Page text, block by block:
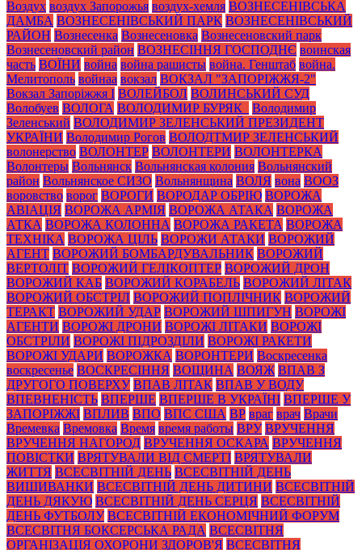
Воздух воздух Запорожья воздух-хемля ВОЗНЕСЕНІВСЬКА
ДАМБА ВОЗНЕСЕНІВСЬКИЙ ПАРК ВОЗНЕСЕНІВСЬКИЙ
РАЙОН Вознесенка Вознесеновка Вознесеновский парк
Вознесеновский район ВОЗНЕСІННЯ ГОСПОДНЄ воинская
часть ВОЇНИ война война рашисты война. Генштаб война.
Мелитополь войнаа вокзал ВОКЗАЛ "ЗАПОРІЖЖЯ-2"
Вокзал Запоріжжя І ВОЛЕЙБОЛ ВОЛИНСЬКИЙ СУД
Волобуев ВОЛОГА ВОЛОДИМИР БУРЯК_
Володимир
Зеленський ВОЛОДИМИР ЗЕЛЕНСЬКИЙ ПРЕЗИДЕНТ
УКРАЇНИ Володимир Рогов ВОЛОДТМИР ЗЕЛЕНСЬКИЙ
волонерство ВОЛОНТЕР ВОЛОНТЕРИ ВОЛОНТЕРКА
Волонтеры Вольнянск Вольнянская колония Вольнянский
район Вольнянское СИЗО Вольнянщина ВОЛЯ вона ВООЗ
воровство ворог ВОРОГИ ВОРОДАР ОБРІЮ ВОРОЖА
АВІАЦІЯ ВОРОЖА АРМІЯ ВОРОЖА АТАКА ВОРОЖА
АТКА ВОРОЖА КОЛОННА ВОРОЖА РАКЕТА ВОРОЖА
ТЕХНІКА ВОРОЖА ЦІЛЬ ВОРОЖИ АТАКИ ВОРОЖИЙ
АГЕНТ ВОРОЖИЙ БОМБАРДУВАЛЬНИК ВОРОЖИЙ
ВЕРТОЛІТ ВОРОЖИЙ ГЕЛІКОПТЕР ВОРОЖИЙ ДРОН
ВОРОЖИЙ КАБ ВОРОЖИЙ КОРАБЕЛЬ ВОРОЖИЙ ЛІТАК
ВОРОЖИЙ ОБСТРІЛ ВОРОЖИЙ ПОПЛІЧНИК ВОРОЖИЙ
ТЕРАКТ ВОРОЖИЙ УДАР ВОРОЖИЙ ШПИГУН ВОРОЖІ
АГЕНТИ ВОРОЖІ ДРОНИ ВОРОЖІ ЛІТАКИ ВОРОЖІ
ОБСТРІЛИ ВОРОЖІ ПІДРОЗДІЛИ ВОРОЖІ РАКЕТИ
ВОРОЖІ УДАРИ ВОРОЖКА ВОРОНТЕРИ Воскресенка
воскресенье ВОСКРЕСІННЯ ВОЩИНА ВОЯЖ ВПАВ З
ДРУГОГО ПОВЕРХУ ВПАВ ЛІТАК ВПАВ У ВОДУ
ВПЕВНЕНІСТЬ ВПЕРШЕ ВПЕРШЕ В УКРАЇНІ ВПЕРШЕ У
ЗАПОРІЖЖІ ВПЛИВ ВПО ВПС США ВР враг врач Врачи
Времевка Времовка Время время работы ВРУ ВРУЧЕННЯ
ВРУЧЕННЯ НАГОРОД ВРУЧЕННЯ ОСКАРА ВРУЧЕННЯ
ПОВІСТКИ ВРЯТУВАЛИ ВІД СМЕРТІ ВРЯТУВАЛИ
ЖИТТЯ ВСЕСВІТНІЙ ДЕНЬ ВСЕСВІТНІЙ ДЕНЬ
ВИШИВАНКИ ВСЕСВІТНІЙ ДЕНЬ ДИТИНИ ВСЕСВІТНІЙ
ДЕНЬ ДЯКУЮ ВСЕСВІТНІЙ ДЕНЬ СЕРЦЯ ВСЕСВІТНІЙ
ДЕНЬ ФУТБОЛУ ВСЕСВІТНІЙ ЕКОНОМІЧНИЙ ФОРУМ
ВСЕСВІТНЯ БОКСЕРСЬКА РАДА ВСЕСВІТНЯ
ОРГАНІЗАЦІЯ ОХОРОНИ ЗДОРОВ'Я ВСЕСВІТНЯ